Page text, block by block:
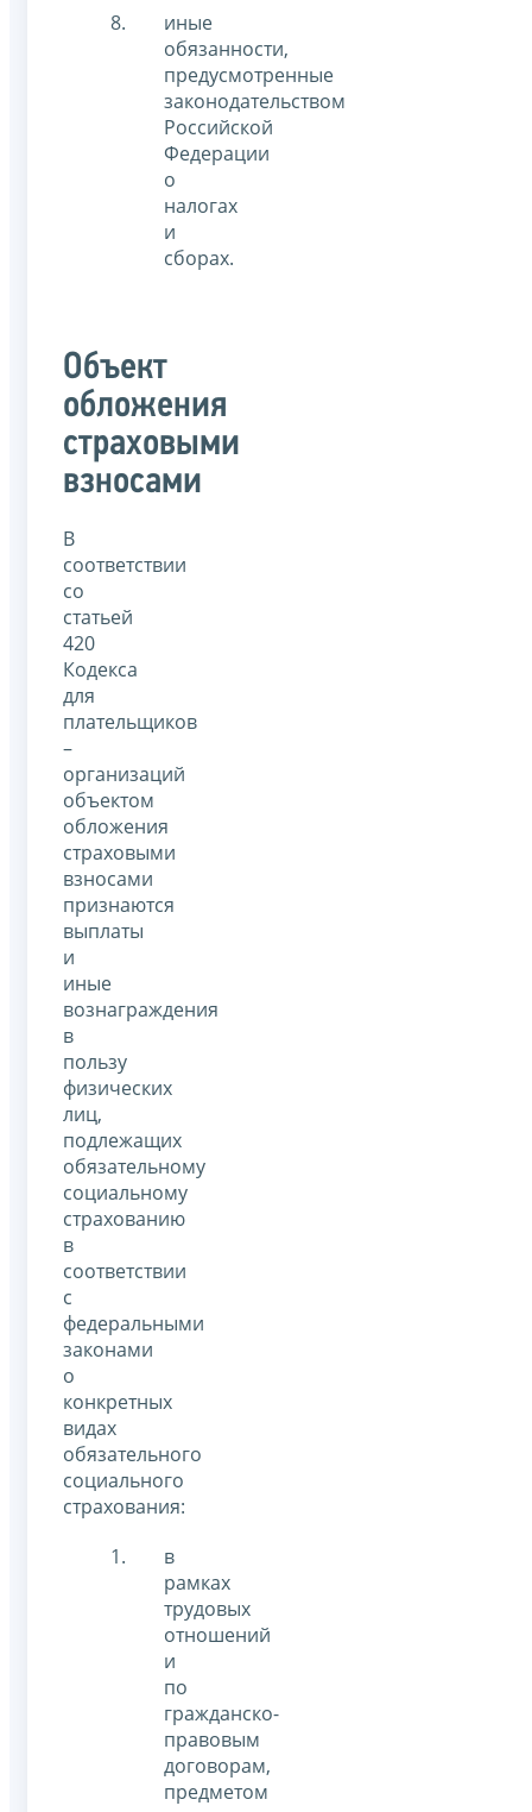
иные
обязанности,
предусмотренные
законодательством
Российской
Федерации
о
налогах
и
сборах.
Объект
обложения
страховыми
взносами
В
соответствии
со
статьей
420
Кодекса
для
плательщиков
–
организаций
объектом
обложения
страховыми
взносами
признаются
выплаты
и
иные
вознаграждения
в
пользу
физических
лиц,
подлежащих
обязательному
социальному
страхованию
в
соответствии
с
федеральными
законами
о
конкретных
видах
обязательного
социального
страхования:
в
рамках
трудовых
отношений
и
по
гражданско-
правовым
договорам,
предметом